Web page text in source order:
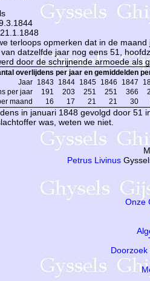
terloops opmerken dat in de
datzelfde jaar nog eens 51,
door de schrijnende armoede als
overlijdens per jaar en gemiddelden
Jaar
1843 1844 1845 1846 1847
per jaar
191 203 251 251 366
maand
16 17 21 21 30
in januari 1848 gevolgd door
was, weten we niet.
Petrus Livinus
Onze
Doorzoek